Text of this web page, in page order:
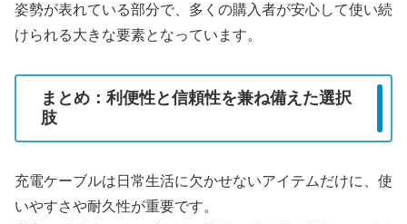
姿勢が表れている部分で、多くの購入者が安心して使い続
けられる大きな要素となっています。
まとめ：利便性と信頼性を兼ね備えた選択
肢
充電ケーブルは日常生活に欠かせないアイテムだけに、使
いやすさや耐久性が重要です。